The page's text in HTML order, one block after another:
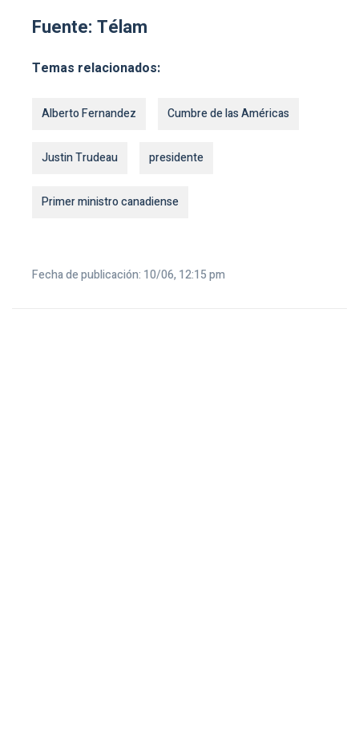
Fuente: Télam
Temas relacionados:
Alberto Fernandez Cumbre de las Américas
Justin Trudeau presidente
Primer ministro canadiense
Fecha de publicación: 10/06, 12:15 pm